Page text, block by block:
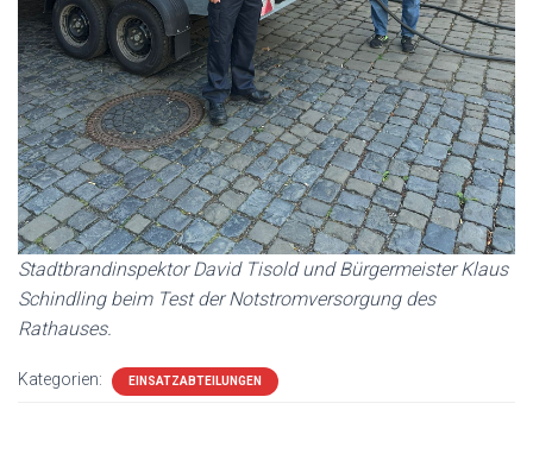
Stadtbrandinspektor David Tisold und Bürgermeister Klaus
Schindling beim Test der Notstromversorgung des
Rathauses.
Kategorien: EINSATZABTEILUNGEN